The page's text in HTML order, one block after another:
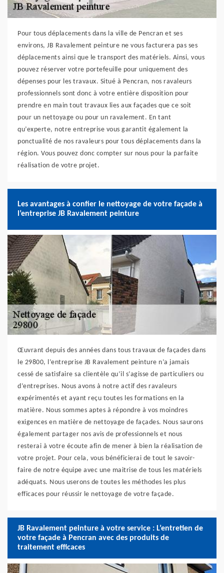
Pour tous déplacements dans la ville de Pencran et ses
environs, JB Ravalement peinture ne vous facturera pas ses
déplacements ainsi que le transport des matériels. Ainsi, vous
pouvez réserver votre portefeuille pour uniquement des
dépenses pour les travaux. Situé à Pencran, nos ravaleurs
professionnels sont donc à votre entière disposition pour
prendre en main tout travaux lies aux façades que ce soit
pour un nettoyage ou pour un ravalement. En tant
qu’experte, notre entreprise vous garantit également la
ponctualité de nos ravaleurs pour tous déplacements dans la
région. Vous pouvez donc compter sur nous pour la parfaite
réalisation de votre projet.
Les avantages à confier le nettoyage de votre façade à
l’entreprise JB Ravalement peinture
Œuvrant depuis des années dans tous travaux de façades dans
le 29800, l’entreprise JB Ravalement peinture n’a jamais
cessé de satisfaire sa clientèle qu’il s’agisse de particuliers ou
d’entreprises. Nous avons à notre actif des ravaleurs
expérimentés et ayant reçu toutes les formations en la
matière. Nous sommes aptes à répondre à vos moindres
exigences en matière de nettoyage de façades. Nous saurons
également partager nos avis de professionnels et nous
resterai à votre écoute afin de mener à bien la réalisation de
votre projet. Pour cela, vous bénéficierai de tout le savoir-
faire de notre équipe avec une maitrise de tous les matériels
adéquats. Nous userons de toutes les méthodes les plus
efficaces pour réussir le nettoyage de votre façade.
JB Ravalement peinture à votre service : L’entretien de
votre façade à Pencran avec des produits de
traitement efficaces